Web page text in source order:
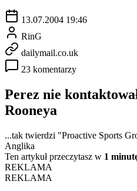
13.07.2004 19:46
RinG
dailymail.co.uk
23 komentarzy
Perez nie
Rooneya
...tak twierdzi "Proactive Sports
Anglika
Ten artykuł przeczytasz w 1
REKLAMA
REKLAMA